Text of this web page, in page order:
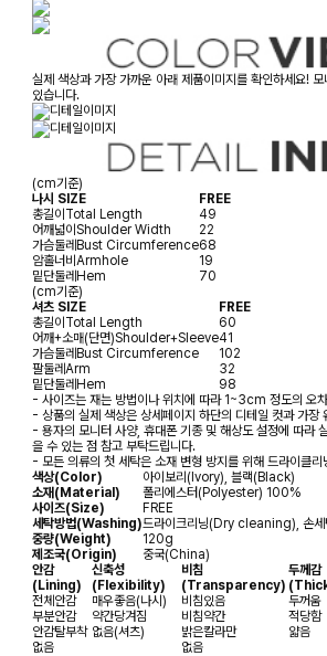
실제 색상과 가장 가까운 아래 제품이미지를 확인하세요!
있습니다.
(cm기준)
나시 SIZE
FREE
총길이Total Length
49
어깨넓이Shoulder Width
22
가슴둘레Bust Circumference68
암홀너비Armhole
19
밑단둘레Hem
70
(cm기준)
셔츠 SIZE
FREE
총길이Total Length
60
어깨+소매(단면)Shoulder+Sleeve41
가슴둘레Bust Circumference
102
팔둘레Arm
32
밑단둘레Hem
98
- 사이즈는 재는 방법이나 위치에 따라 1~3cm 정도의 오
- 상품의 실제 색상은 상세페이지 하단의 디테일 컷과 가장
- 용자의 모니터 사양, 휴대폰 기종 및 해상도 설정에 따라
을 수 있는 점 참고 부탁드립니다.
- 모든 의류의 첫 세탁은 소재 변형 방지를 위해 드라이클리
색상(Color)
아이보리(Ivory), 블랙(Black)
소재(Material)
폴리에스터(Polyester) 100%
사이즈(Size)
FREE
세탁방법(Washing)드라이크리닝(Dry cleaning), 손
중량(Weight)
120g
제조국(Origin)
중국(China)
안감
(Lining)
신축성
(Flexibility)
비침
(Transparency)
두께감
전체안감
매우좋음(나시) 비침있음 두꺼움
부분안감
약간당겨짐 비침약간 적당함
안감탈부착 없음(셔츠) 밝은칼라만 얇음
없음
없음